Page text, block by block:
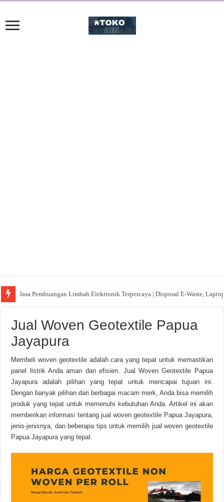
Jasa Pembuangan Limbah Elektronik Terpercaya | Disposal E-Waste,
Jual Woven Geotextile Papua
Jayapura
Membeli woven geotextile adalah cara yang tepat untuk memastikan
panel listrik Anda aman dan efisien. Jual Woven Geotextile Papua
Jayapura adalah pilihan yang tepat untuk mencapai tujuan ini.
Dengan banyak pilihan dari berbagai macam merk, Anda bisa memilih
produk yang tepat untuk memenuhi kebutuhan Anda. Artikel ini akan
memberikan informasi tentang jual woven geotextile Papua Jayapura,
jenis-jenisnya, dan beberapa tips untuk memilih jual woven geotextile
Papua Jayapura yang tepat.